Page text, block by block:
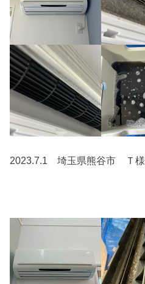
2023.7.1 埼玉県熊谷市 Ｔ様